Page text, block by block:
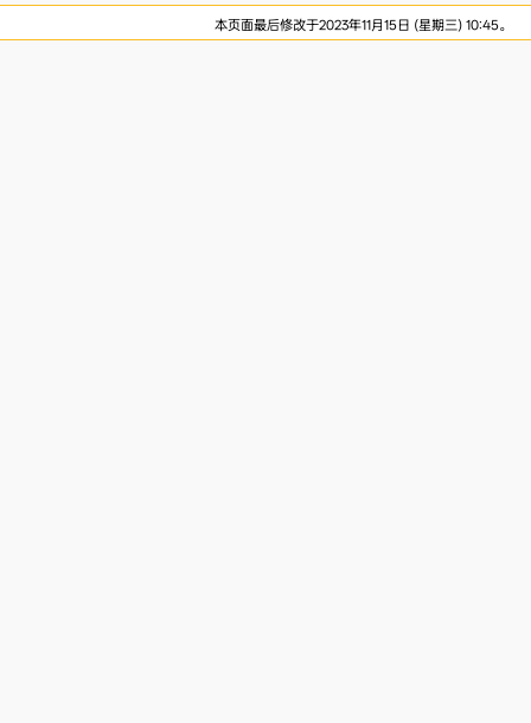
本页面最后修改于2023年11月15日 (星期三) 10:45。